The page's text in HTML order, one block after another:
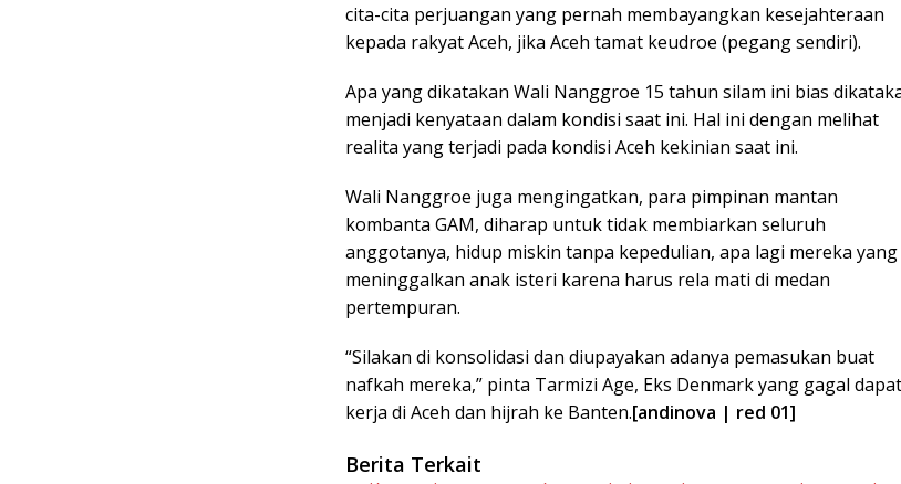
cita-cita perjuangan yang pernah membayangkan kesejahteraan
kepada rakyat Aceh, jika Aceh tamat keudroe (pegang sendiri).
Apa yang dikatakan Wali Nanggroe 15 tahun silam ini bias
menjadi kenyataan dalam kondisi saat ini. Hal ini dengan melihat
realita yang terjadi pada kondisi Aceh kekinian saat ini.
Wali Nanggroe juga mengingatkan, para pimpinan mantan
kombanta GAM, diharap untuk tidak membiarkan seluruh
anggotanya, hidup miskin tanpa kepedulian, apa lagi mereka yang
meninggalkan anak isteri karena harus rela mati di medan
pertempuran.
“Silakan di konsolidasi dan diupayakan adanya pemasukan buat
nafkah mereka,” pinta Tarmizi Age, Eks Denmark yang gagal dapat
kerja di Aceh dan hijrah ke Banten.[andinova | red 01]
Berita Terkait